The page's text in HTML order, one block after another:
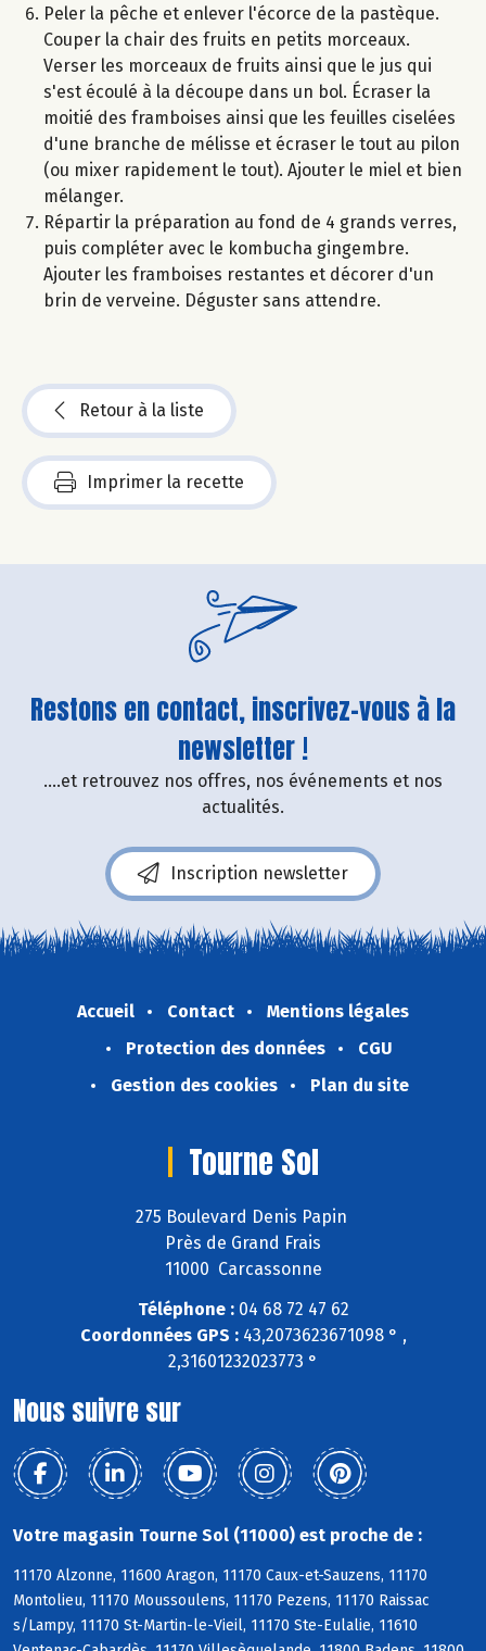
Peler la pêche et enlever l'écorce de la pastèque.
Couper la chair des fruits en petits morceaux.
Verser les morceaux de fruits ainsi que le jus qui
s'est écoulé à la découpe dans un bol. Écraser la
moitié des framboises ainsi que les feuilles ciselées
d'une branche de mélisse et écraser le tout au pilon
(ou mixer rapidement le tout). Ajouter le miel et bien
mélanger.
Répartir la préparation au fond de 4 grands verres,
puis compléter avec le kombucha gingembre.
Ajouter les framboises restantes et décorer d'un
brin de verveine. Déguster sans attendre.
Retour à la liste
Imprimer la recette
Restons en contact, inscrivez-vous à la
newsletter !
....et retrouvez nos offres, nos événements et nos
actualités.
Inscription newsletter
Accueil Contact
Mentions légales
Protection des données
CGU
Gestion des cookies
Plan du site
Tourne Sol
275 Boulevard Denis Papin
Près de Grand Frais
11000 Carcassonne
Téléphone :04 68 72 47 62
Coordonnées GPS :43,2073623671098 ° ,
2,31601232023773 °
Nous suivre sur
Votre magasin Tourne Sol (11000) est proche de :
11170 Alzonne, 11600 Aragon, 11170 Caux-et-Sauzens, 11170
Montolieu, 11170 Moussoulens, 11170 Pezens, 11170 Raissac
s/Lampy, 11170 St-Martin-le-Vieil, 11170 Ste-Eulalie, 11610